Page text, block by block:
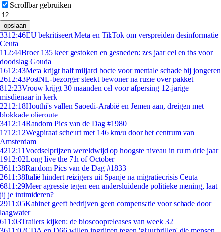
Scrollbar gebruiken
opslaan
3312:46EU bekritiseert Meta en TikTok om verspreiden desinformatie
Ceuta
112:44Broer 135 keer gestoken en gesneden: zes jaar cel en tbs voor
doodslag Gouda
1612:43Meta krijgt half miljard boete voor mentale schade bij jongeren
2612:43PostNL-bezorger steekt bewoner na ruzie over pakket
812:23Vrouw krijgt 30 maanden cel voor afpersing 12-jarige
misdienaar in kerk
2212:18Houthi's vallen Saoedi-Arabië en Jemen aan, dreigen met
blokkade olieroute
3412:14Random Pics van de Dag #1980
1712:12Wegpiraat scheurt met 146 km/u door het centrum van
Amsterdam
4212:11Voedselprijzen wereldwijd op hoogste niveau in ruim drie jaar
1912:02Long live the 7th of October
3611:38Random Pics van de Dag #1833
2611:38Italië hindert reizigers uit Spanje na migratiecrisis Ceuta
6811:29Meer agressie tegen een andersluidende politieke mening, laat
jij je intimideren?
2911:05Kabinet geeft bedrijven geen compensatie voor schade door
laagwater
611:03Trailers kijken: de bioscoopreleases van week 32
3611:02CDA en D66 willen ingrijpen tegen 'gluurbrillen' die mensen